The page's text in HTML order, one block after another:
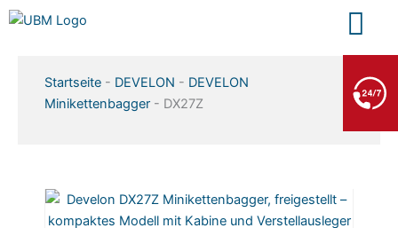
Zum
Inhalt
+49 7552 93665 13
Kein PKW-Service
Startseite - DEVELON - DEVELON
Minikettenbagger - DX27Z